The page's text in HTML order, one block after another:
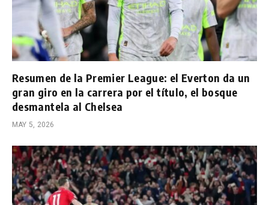
Resumen de la Premier League: el Everton da un
gran giro en la carrera por el título, el bosque
desmantela al Chelsea
MAY 5, 2026